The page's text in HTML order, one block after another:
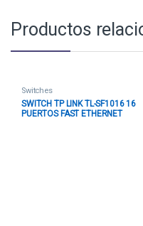
Productos
Switches
SWITCH TP LINK TL-SF1016 16
PUERTOS FAST ETHERNET